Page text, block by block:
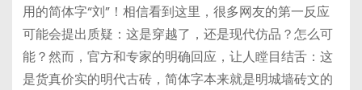
用的简体字“刘”！相信看到这里，很多网友的第一反应
可能会提出质疑：这是穿越了，还是现代仿品？怎么可
能？然而，官方和专家的明确回应，让人瞠目结舌：这
是货真价实的明代古砖，简体字本来就是明城墙砖文的